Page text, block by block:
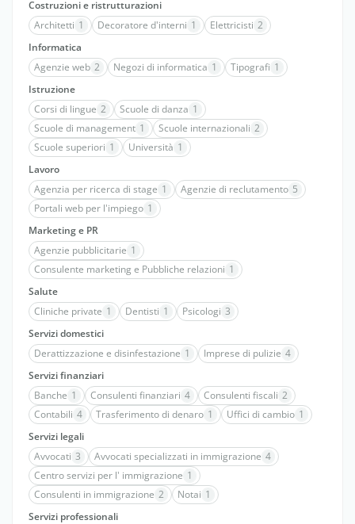
Costruzioni e ristrutturazioni
Architetti 1 Decoratore d'interni 1 Elettricisti 2
Informatica
Agenzie web 2 Negozi di informatica 1 Tipografi 1
Istruzione
Corsi di lingue 2 Scuole di danza 1
Scuole di management 1 Scuole internazionali 2
Scuole superiori 1 Università 1
Lavoro
Agenzia per ricerca di stage 1 Agenzie di reclutamento 5
Portali web per l'impiego 1
Marketing e PR
Agenzie pubblicitarie 1
Consulente marketing e Pubbliche relazioni 1
Salute
Cliniche private 1 Dentisti 1 Psicologi 3
Servizi domestici
Derattizzazione e disinfestazione 1 Imprese di pulizie 4
Servizi finanziari
Banche 1 Consulenti finanziari 4 Consulenti fiscali 2
Contabili 4 Trasferimento di denaro 1 Uffici di cambio 1
Servizi legali
Avvocati 3 Avvocati specializzati in immigrazione 4
Centro servizi per l' immigrazione 1
Consulenti in immigrazione 2 Notai 1
Servizi professionali